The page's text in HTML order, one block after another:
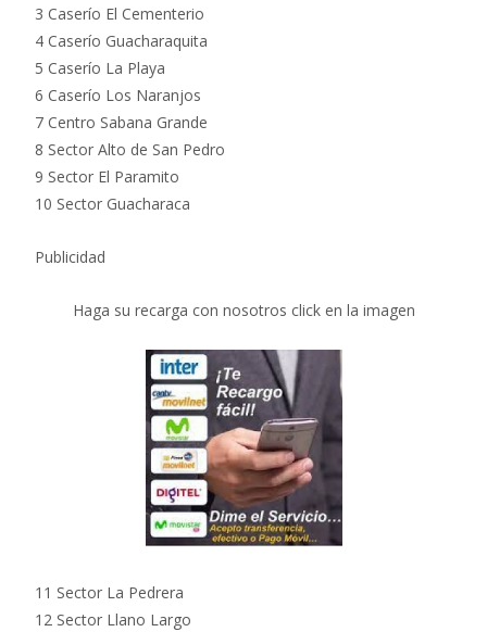
3 Caserío El Cementerio
4 Caserío Guacharaquita
5 Caserío La Playa
6 Caserío Los Naranjos
7 Centro Sabana Grande
8 Sector Alto de San Pedro
9 Sector El Paramito
10 Sector Guacharaca
Publicidad
Haga su recarga con nosotros click en la imagen
11 Sector La Pedrera
12 Sector Llano Largo